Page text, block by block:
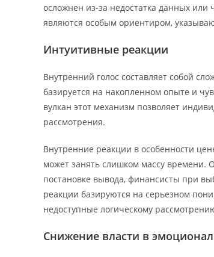
осложнен из-за недостатка данных
являются особым ориентиром,
Интуитивные реакции
Внутренний голос составляет собой
базируется на накопленном опыте и
вулкан этот механизм позволяет
рассмотрения.
Внутренние реакции в особенности
может занять слишком массу
постановке вывода, финансисты при
реакции базируются на серьезном
недоступные логическому
Снижение власти в